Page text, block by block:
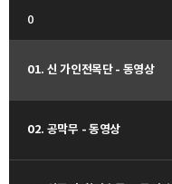
0
01. 신 가인전목단 - 동영상
02. 공막무 - 동영상